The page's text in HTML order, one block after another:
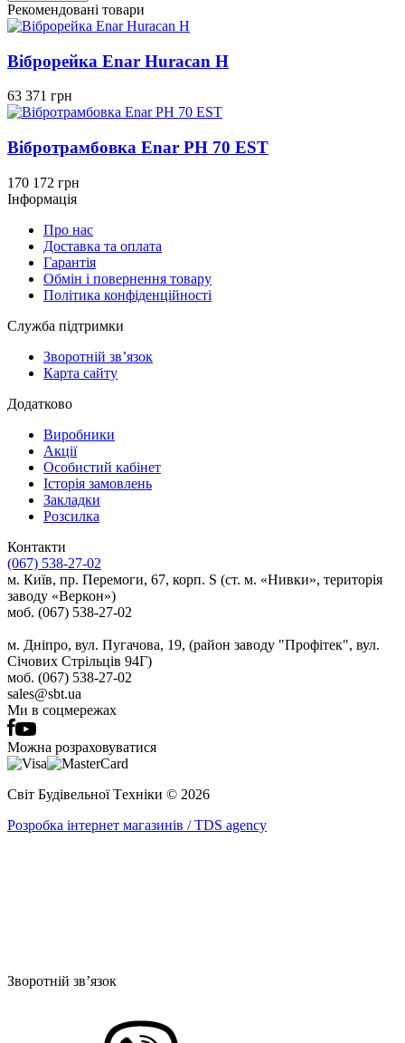
Рекомендовані товари
Віброрейка Enar Huracan H
63 371 грн
Вібротрамбовка Enar PH 70 EST
170 172 грн
Інформація
Про нас
Доставка та оплата
Гарантія
Обмін і повернення товару
Політика конфіденційності
Служба підтримки
Зворотній зв’язок
Карта сайту
Додатково
Виробники
Акції
Особистий кабінет
Історія замовлень
Закладки
Розсилка
Контакти
(067) 538-27-02
м. Київ, пр. Перемоги, 67, корп. S (ст. м. «Нивки», територія
заводу «Веркон»)
моб. (067) 538-27-02
м. Дніпро, вул. Пугачова, 19, (район заводу "Профітек", вул.
Січових Стрільців 94Г)
моб. (067) 538-27-02
sales@sbt.ua
Ми в соцмережах
Можна розраховуватися
Світ Будівельної Tехніки © 2026
Розробка інтернет магазинів / TDS agency
Зворотній зв’язок